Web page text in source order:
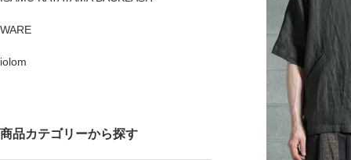
WARE
iolom
商品カテゴリーから探す